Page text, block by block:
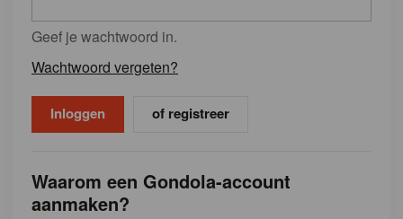
Geef je wachtwoord in.
Wachtwoord vergeten?
of registreer
Waarom een Gondola-account
aanmaken?